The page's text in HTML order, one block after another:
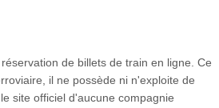
de billets de train en ligne. Ce
il ne possède ni n'exploite de
site officiel d'aucune compagnie